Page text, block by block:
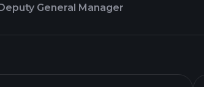
General Manager